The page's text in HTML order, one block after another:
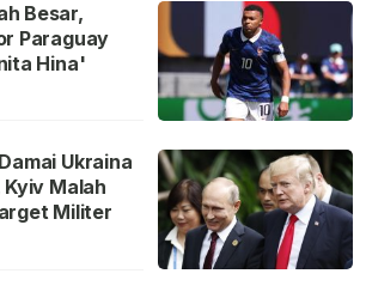
Besar,
Paraguay
Hina'
Ukraina
Malah
Militer